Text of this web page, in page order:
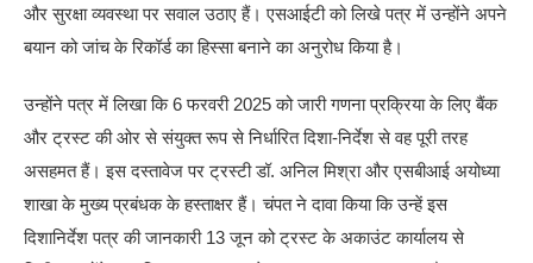
और सुरक्षा व्यवस्था पर सवाल उठाए हैं। एसआईटी को लिखे पत्र में उन्होंने अपने
बयान को जांच के रिकॉर्ड का हिस्सा बनाने का अनुरोध किया है।
उन्होंने पत्र में लिखा कि 6 फरवरी 2025 को जारी गणना प्रक्रिया के लिए बैंक
और ट्रस्ट की ओर से संयुक्त रूप से निर्धारित दिशा-निर्देश से वह पूरी तरह
असहमत हैं। इस दस्तावेज पर ट्रस्टी डॉ. अनिल मिश्रा और एसबीआई अयोध्या
शाखा के मुख्य प्रबंधक के हस्ताक्षर हैं। चंपत ने दावा किया कि उन्हें इस
दिशानिर्देश पत्र की जानकारी 13 जून को ट्रस्ट के अकाउंट कार्यालय से